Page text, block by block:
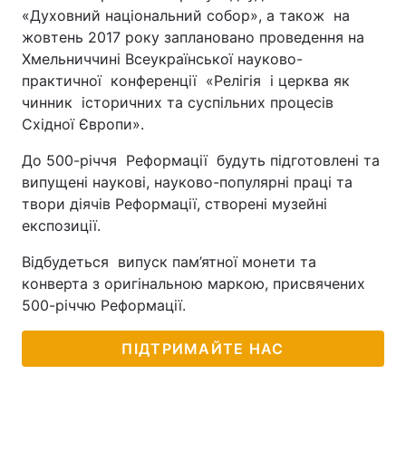
«Духовний національний собор», а також на
жовтень 2017 року заплановано проведення на
Хмельниччині Всеукраїнської науково-
практичної конференції «Релігія і церква як
чинник історичних та суспільних процесів
Східної Європи».
До 500-річчя Реформації будуть підготовлені та
випущені наукові, науково-популярні праці та
твори діячів Реформації, створені музейні
експозиції.
Відбудеться випуск пам’ятної монети та
конверта з оригінальною маркою, присвячених
500-річчю Реформації.
ПІДТРИМАЙТЕ НАС